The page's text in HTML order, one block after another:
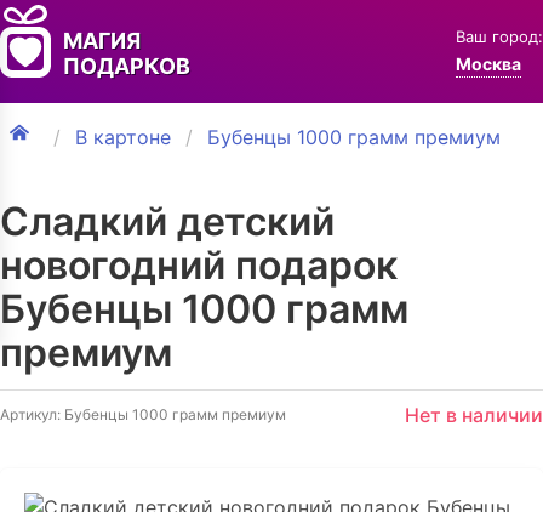
МАГИЯ
ПОДАРКОВ
Ваш город:
Москва
В картоне Бубенцы 1000 грамм премиум
Сладкий детский
новогодний подарок
Бубенцы 1000 грамм
премиум
Артикул: Бубенцы 1000 грамм премиум Нет в наличии